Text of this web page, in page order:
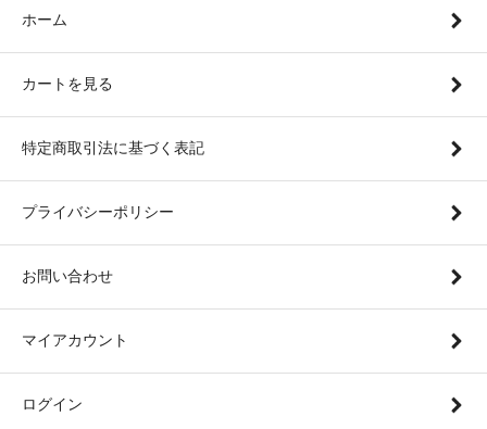
ホーム
カートを見る
特定商取引法に基づく表記
プライバシーポリシー
お問い合わせ
マイアカウント
ログイン